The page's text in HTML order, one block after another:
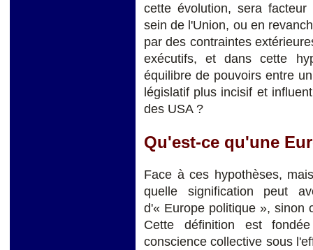
cette évolution, sera
sein de l'Union, ou en
par des contraintes
exécutifs, et dans cette
équilibre de pouvoirs entre
législatif plus incisif et
des USA ?
Qu'est-ce qu'une
Face à ces hypothèses,
quelle signification peut
d'« Europe politique », sinon
Cette définition est
conscience collective sous